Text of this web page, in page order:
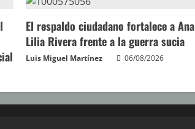
El respaldo ciudadano fortalece a Ana
Lilia Rivera frente a la guerra sucia
Luis Miguel Martínez 06/08/2026